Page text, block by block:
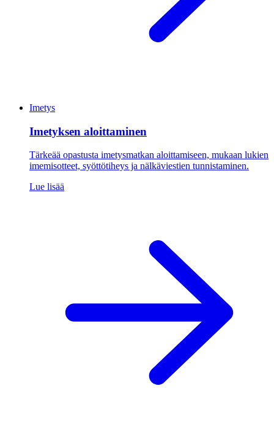
Imetys
Imetyksen aloittaminen
Tärkeää opastusta imetysmatkan aloittamiseen, mukaan lukien
imemisotteet, syöttötiheys ja nälkäviestien tunnistaminen.
Lue lisää